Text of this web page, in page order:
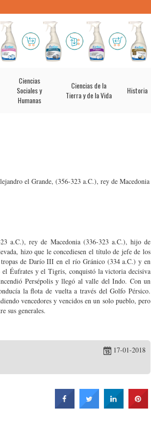
Ciencias
Sociales y
Humanas
Ciencias de la
Tierra y de la Vida
Historia
el Grande, (356-323 a.C.), rey de Macedonia
a.C.), rey de Macedonia (336-323 a.C.), hijo de
hizo que le concediesen el título de jefe de los
tropas de Darío III en el río Gránico (334 a.C.) y en
Éufrates y el Tigris, conquistó la victoria decisiva
Persépolis y llegó al valle del Indo. Con un
la flota de vuelta a través del Golfo Pérsico.
vencedores y vencidos en un solo pueblo, pero
sus generales.
17-01-2018